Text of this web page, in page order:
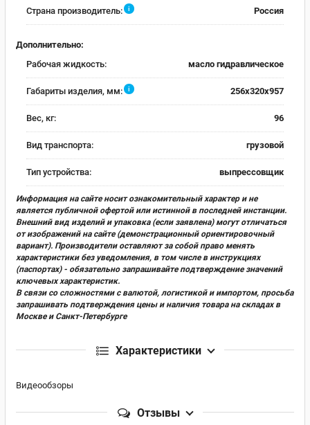
Страна производитель: i Россия
Дополнительно:
Рабочая жидкость:
масло гидравлическое
Габариты изделия, мм: i 256х320х957
Вес, кг: 96
Вид транспорта: грузовой
Тип устройства: выпрессовщик
Информация на сайте носит ознакомительный характер и не
является публичной офертой или истинной в последней инстанции.
Внешний вид изделий и упаковка (если заявлена) могут отличаться
от изображений на сайте (демонстрационный ориентировочный
вариант). Производители оставляют за собой право менять
характеристики без уведомления, в том числе в инструкциях
(паспортах) - обязательно запрашивайте подтверждение значений
ключевых характеристик.
В связи со сложностями с валютой, логистикой и импортом, просьба
запрашивать подтверждения цены и наличия товара на складах в
Москве и Санкт-Петербурге
Характеристики
Видеообзоры
Отзывы